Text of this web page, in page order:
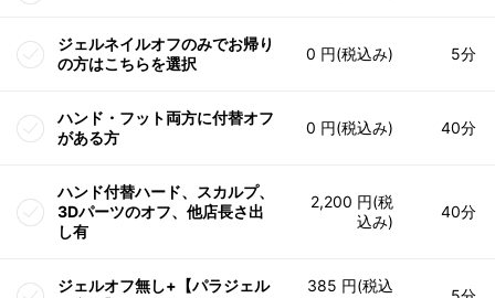
ジェルネイルオフのみでお帰り
の方はこちらを選択
0 円(税込み) 5分
ハンド・フット両方に付替オフ
がある方
0 円(税込み) 40分
ハンド付替ハード、スカルプ、
3Dパーツのオフ、他店長さ出
し有
2,200 円(税
込み)
40分
ジェルオフ無し+【パラジェル
385 円(税込